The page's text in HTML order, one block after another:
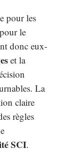
pour les
le
donc eux-
et la
La
claire
règles
SCI.